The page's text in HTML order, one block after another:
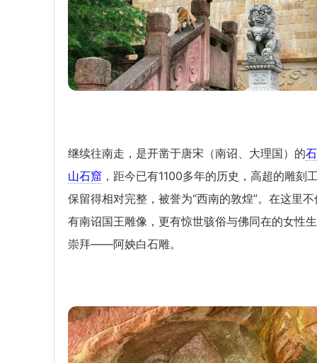
继续往南走，是开凿于唐宋（南诏、大理国）的
山石窟 ，距今已有1100多年的历史，高超的雕刻
保留得相对完整，被誉为“西南的敦煌”。在这里不
有南诏国王雕像，更有惊世骇俗与佛同在的女性
崇拜——阿姎白石雕。